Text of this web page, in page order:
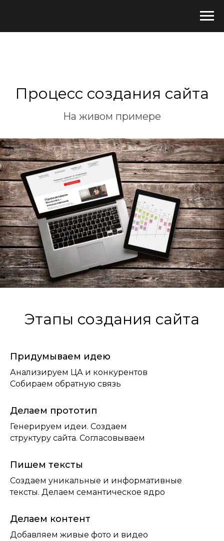
Процесс создания сайта
На живом примере
Этапы создания сайта
Придумываем идею
Анализируем ЦА и конкурентов
Собираем обратную связь
Делаем прототип
Генерируем идеи. Создаем
структуру сайта. Согласовываем
Пишем тексты
Создаем уникальные и информативные
тексты. Делаем семантическое ядро
Делаем контент
Добавляем живые фото и видео